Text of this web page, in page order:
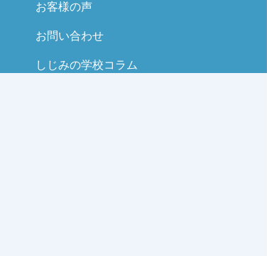
お客様の声
お問い合わせ
しじみの学校コラム